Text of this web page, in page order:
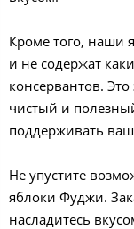
Кроме того, наши
и не содержат
консервантов.
чистый и
поддерживать
Не упустите
яблоки Фуджи.
насладитесь